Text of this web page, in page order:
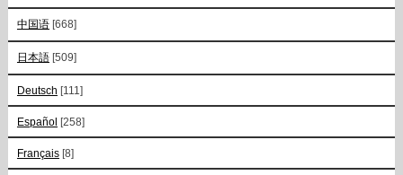
中国语 [668]
日本語 [509]
Deutsch [111]
Español [258]
Français [8]